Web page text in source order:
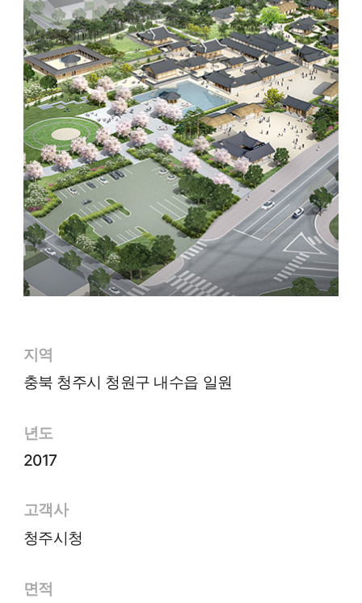
지역
충북 청주시 청원구 내수읍 일원
년도
2017
고객사
청주시청
면적